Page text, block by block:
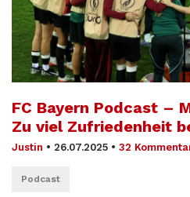
FC Bayern Podcast –
Zu viel Zufriedenheit
Justin • 26.07.2025 • 32
Podcast